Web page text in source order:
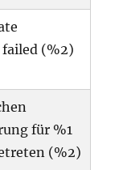
(%2)
für %1
(%2)